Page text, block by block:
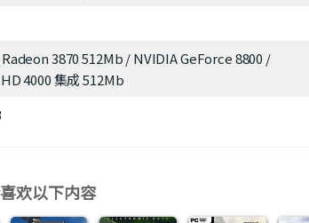
3870 512Mb / NVIDIA GeForce 8800 /
4000 集成 512Mb
欢以下内容